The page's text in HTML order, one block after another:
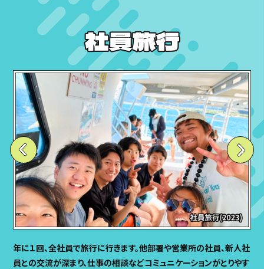
年に１回、全社員で旅行に行きます。他部署や営業所の社員、新人社
員との交流が深まり、仕事の相談などコミュニケーションがとりやす